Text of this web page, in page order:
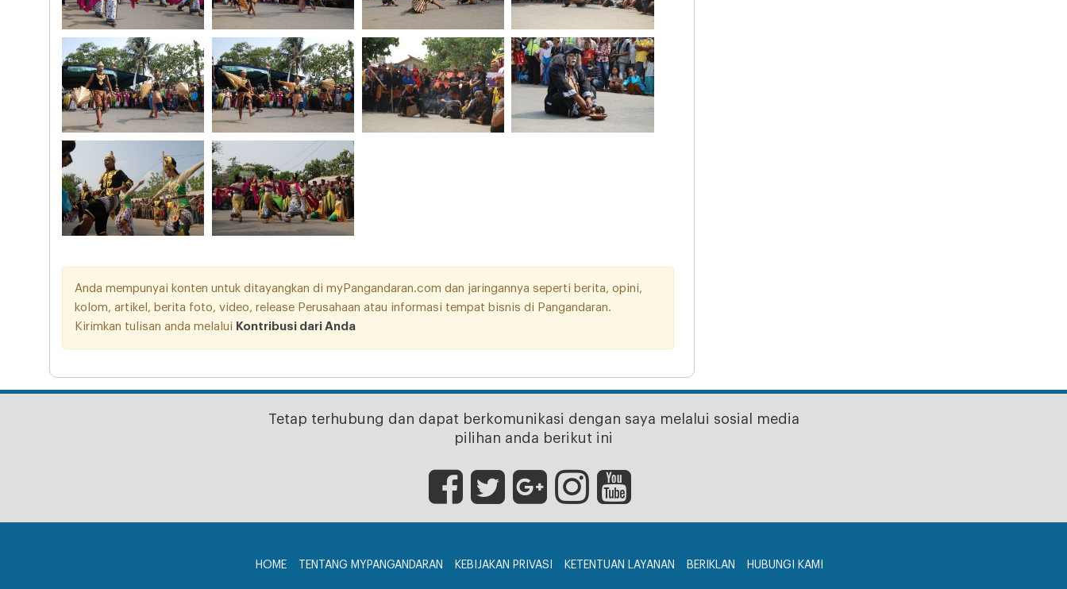
Anda mempunyai konten untuk ditayangkan di myPangandaran.com dan jaringannya seperti berita, opini,
kolom, artikel, berita foto, video, release Perusahaan atau informasi tempat bisnis di Pangandaran.
Kirimkan tulisan anda melalui Kontribusi dari Anda
Tetap terhubung dan dapat berkomunikasi dengan saya melalui sosial media
pilihan anda berikut ini
HOME TENTANG MYPANGANDARAN KEBIJAKAN PRIVASI KETENTUAN LAYANAN BERIKLAN HUBUNGI KAMI